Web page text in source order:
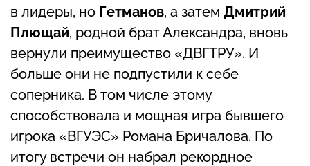
в лидеры, но Гетманов, а затем Дмитрий
Плющай, родной брат Александра, вновь
вернули преимущество «ДВГТРУ». И
больше они не подпустили к себе
соперника. В том числе этому
способствовала и мощная игра бывшего
игрока «ВГУЭС» Романа Бричалова. По
итогу встречи он набрал рекордное